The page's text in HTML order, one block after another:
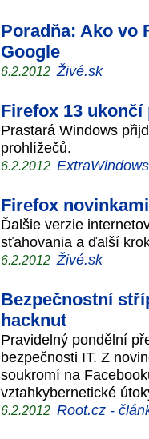
Poradňa: Ako vo
Google
6.2.2012 Živé.sk
Firefox 13 ukončí
Prastará Windows
prohlížečů.
6.2.2012
Firefox
Ďalšie verzie
sťahovania a ďalší
6.2.2012 Živé.sk
Bezpečnostní
hacknut
Pravidelný pondělní
bezpečnosti IT. Z
soukromí na
vztahkybernetické
6.2.2012 Root.cz -